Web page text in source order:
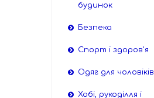
будинок
Безпека
Спорт і здоров'я
Одяг для чоловіків
Хобі, рукоділля і